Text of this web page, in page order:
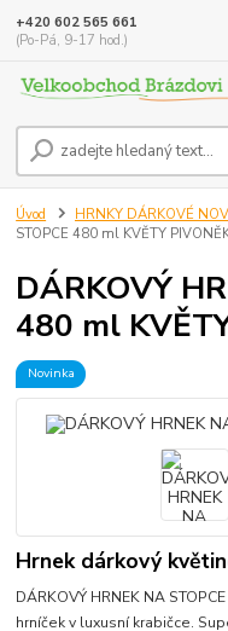
+420 602 565 661
(Po-Pá, 9-17 hod.)
Úvod HRNKY DÁRKOVÉ
STOPCE 480 ml KVĚTY
DÁRKOVÝ
480 ml
Novinka
Hrnek dárkový
DÁRKOVÝ HRNEK NA
hrníček v luxusní krabičce.